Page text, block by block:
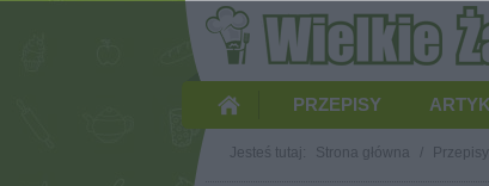
PRZEPISY
Jesteś tutaj: Strona główna / Przepisy